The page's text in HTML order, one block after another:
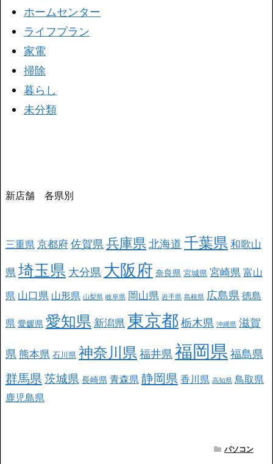
ホームセンター
ライフプラン
家電
掃除
暮らし
未分類
新店舗 各県別
三重県京都府佐賀県兵庫県北海道 千葉県和歌山
県埼玉県 大分県 大阪府 奈良県 宮城県 宮崎県富山
県 山口県 山形県 山梨県 岐阜県 岡山県 岩手県 島根県 広島県 徳島
県 愛媛県 愛知県 新潟県 東京都 栃木県 沖縄県 滋賀
県熊本県 石川県 神奈川県福井県福岡県福島県
群馬県茨城県 長崎県 青森県静岡県香川県 高知県 鳥取県
鹿児島県
パソコン